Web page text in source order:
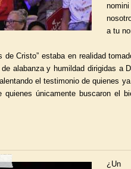
a tu
de Cristo” estaba en realidad
alabanza y humildad dirigidas a
el testimonio de quienes
quienes únicamente buscaron el
¿Un